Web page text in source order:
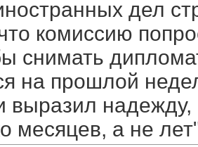
дел
комиссию
снимать
на прошлой
выразил надежду,
месяцев, а не